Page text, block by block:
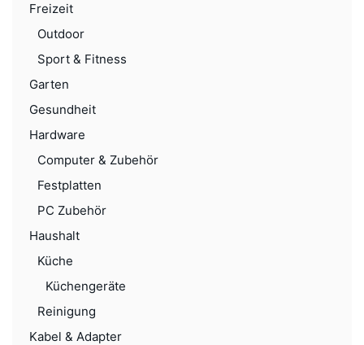
Freizeit
Outdoor
Sport & Fitness
Garten
Gesundheit
Hardware
Computer & Zubehör
Festplatten
PC Zubehör
Haushalt
Küche
Küchengeräte
Reinigung
Kabel & Adapter